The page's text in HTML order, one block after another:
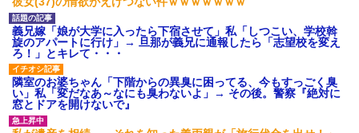
義兄嫁「娘が大学に入ったら下宿させて」私「しつこい、学校斡
旋のアパートに行け」→ 旦那が義兄に通報したら「志望校を変え
ろ！」とキレて・・・
隣室のお婆ちゃん「下階からの異臭に困ってる、今もすっごく臭
い」私「変だなあ～なにも臭わないよ」→ その後。警察『絶対に
窓とドアを開けないで』